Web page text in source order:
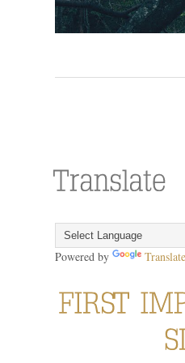
Powered by Translate